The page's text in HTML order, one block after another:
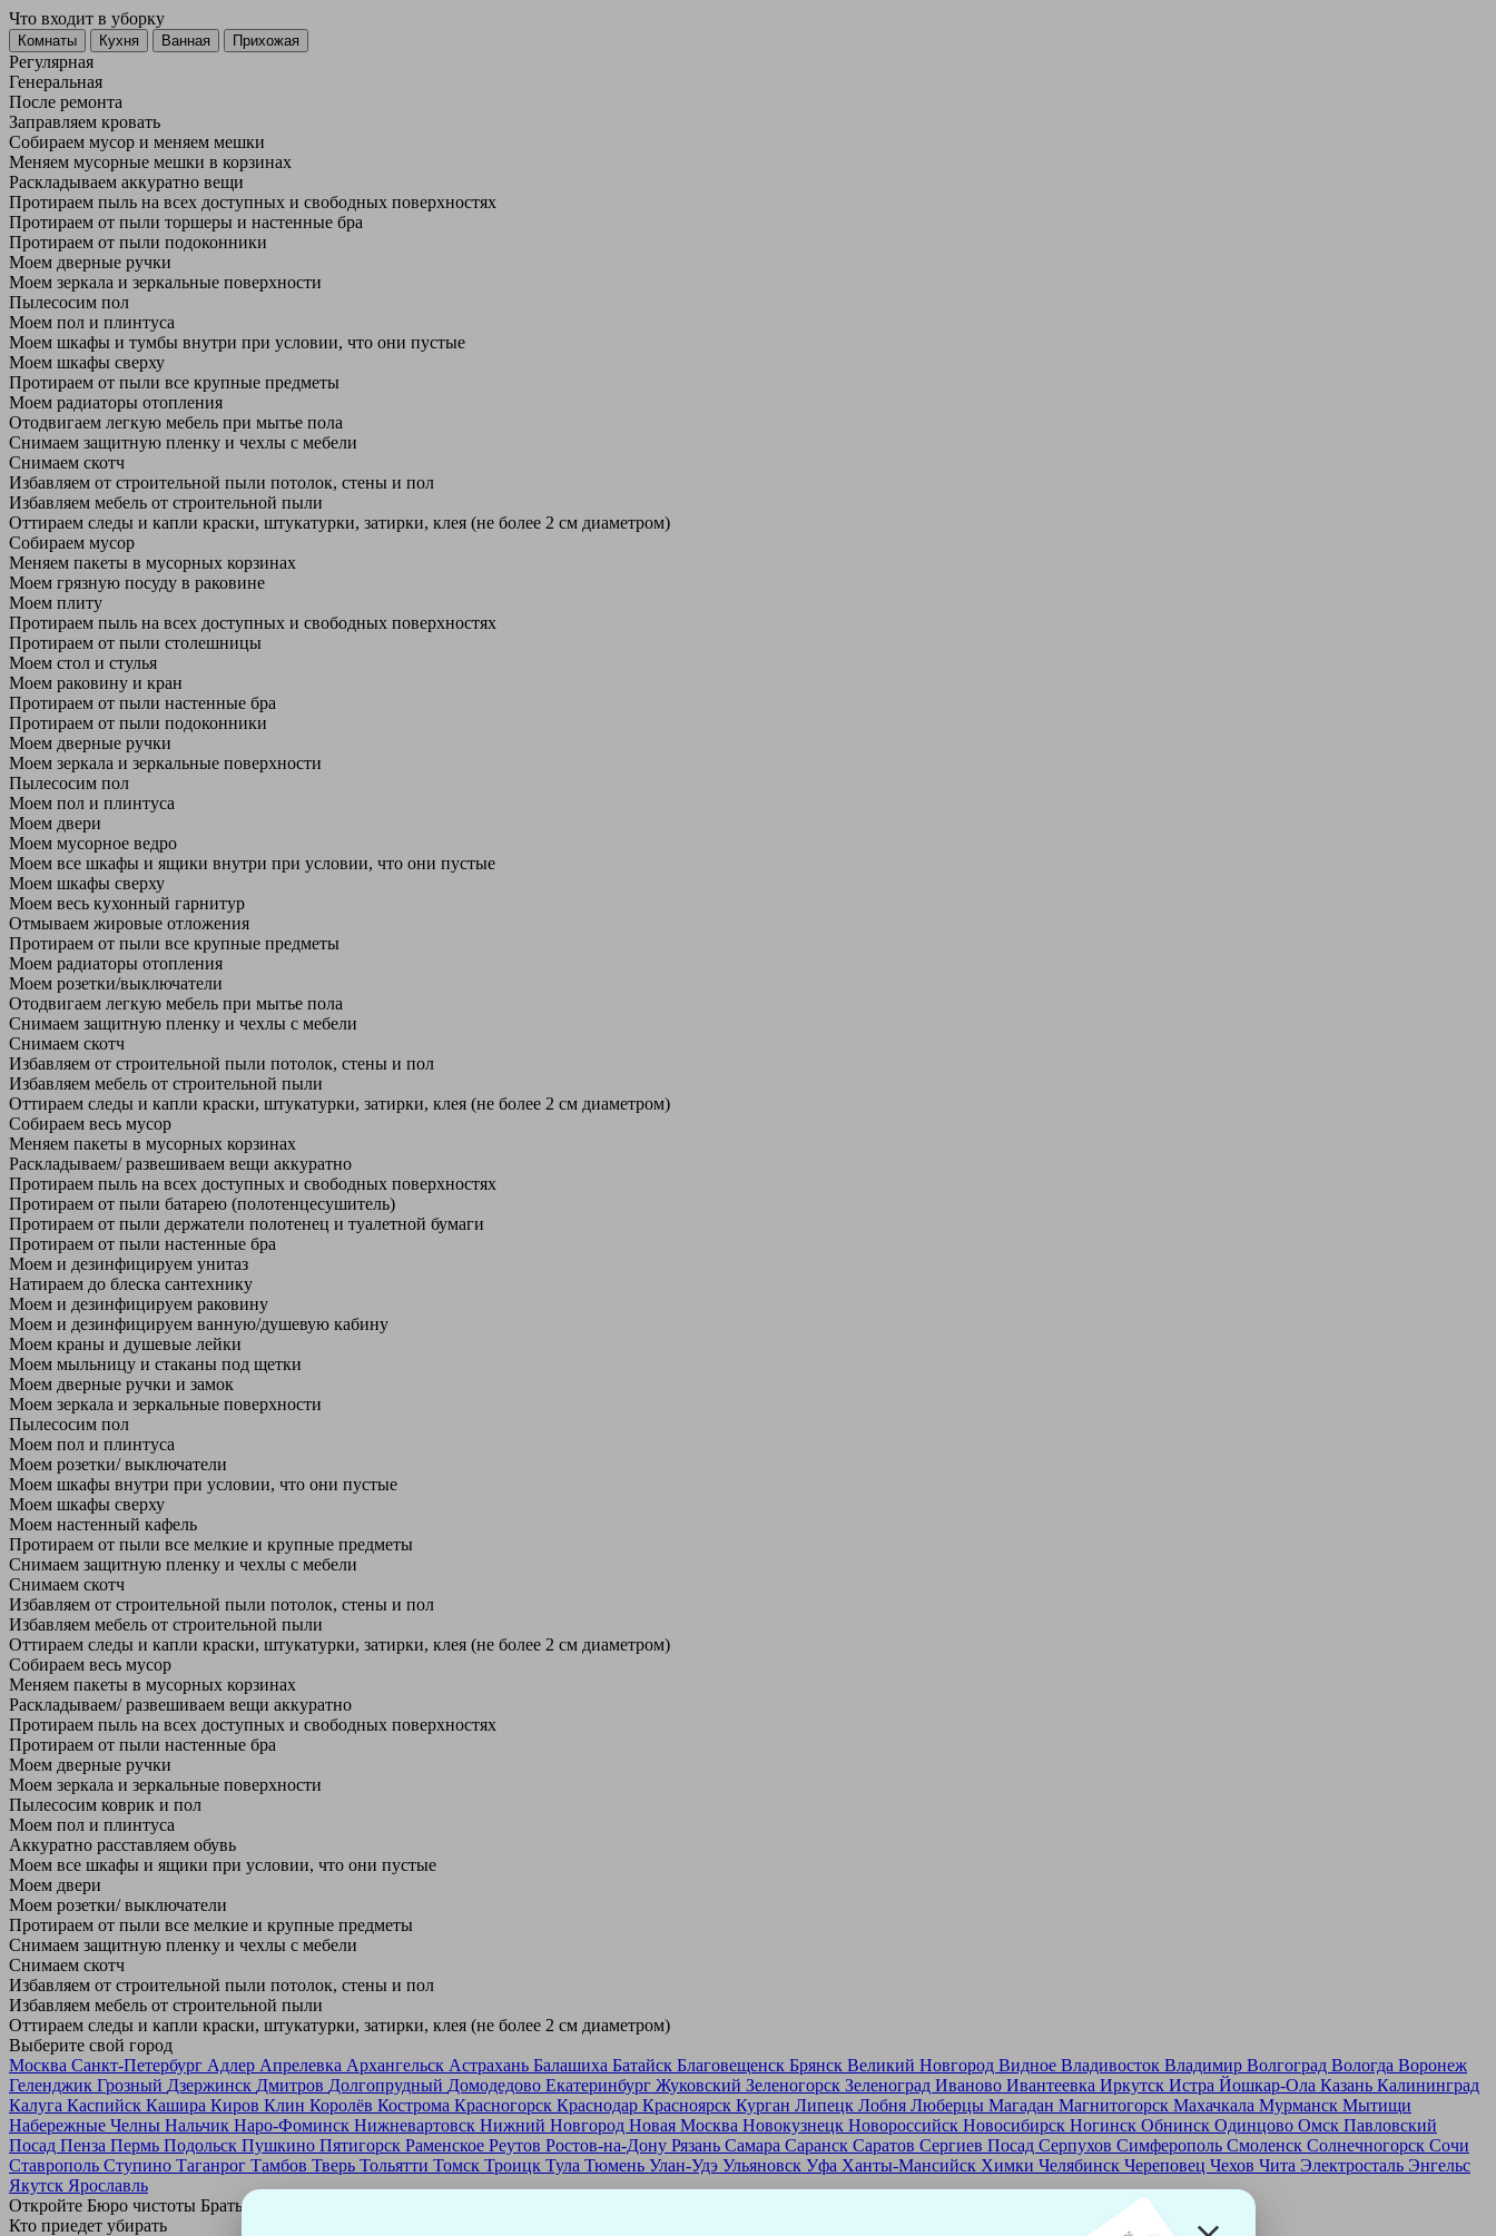
Что входит в уборку
Регу­лярная
Гене­ральная
После ремонта
Заправляем кровать
Собираем мусор и меняем мешки
Меняем мусорные мешки в корзинах
Раскладываем аккуратно вещи
Протираем пыль на всех доступных и свободных поверхностях
Протираем от пыли торшеры и настенные бра
Протираем от пыли подоконники
Моем дверные ручки
Моем зеркала и зеркальные поверхности
Пылесосим пол
Моем пол и плинтуса
Моем шкафы и тумбы внутри при условии, что они пустые
Моем шкафы сверху
Протираем от пыли все крупные предметы
Моем радиаторы отопления
Отодвигаем легкую мебель при мытье пола
Снимаем защитную пленку и чехлы с мебели
Снимаем скотч
Избавляем от строительной пыли потолок, стены и пол
Избавляем мебель от строительной пыли
Оттираем следы и капли краски, штукатурки, затирки, клея (не более 2 см диаметром)
Собираем мусор
Меняем пакеты в мусорных корзинах
Моем грязную посуду в раковине
Моем плиту
Протираем пыль на всех доступных и свободных поверхностях
Протираем от пыли столешницы
Моем стол и стулья
Моем раковину и кран
Протираем от пыли настенные бра
Протираем от пыли подоконники
Моем дверные ручки
Моем зеркала и зеркальные поверхности
Пылесосим пол
Моем пол и плинтуса
Моем двери
Моем мусорное ведро
Моем все шкафы и ящики внутри при условии, что они пустые
Моем шкафы сверху
Моем весь кухонный гарнитур
Отмываем жировые отложения
Протираем от пыли все крупные предметы
Моем радиаторы отопления
Моем розетки/выключатели
Отодвигаем легкую мебель при мытье пола
Снимаем защитную пленку и чехлы с мебели
Снимаем скотч
Избавляем от строительной пыли потолок, стены и пол
Избавляем мебель от строительной пыли
Оттираем следы и капли краски, штукатурки, затирки, клея (не более 2 см диаметром)
Собираем весь мусор
Меняем пакеты в мусорных корзинах
Раскладываем/ развешиваем вещи аккуратно
Протираем пыль на всех доступных и свободных поверхностях
Протираем от пыли батарею (полотенцесушитель)
Протираем от пыли держатели полотенец и туалетной бумаги
Протираем от пыли настенные бра
Моем и дезинфицируем унитаз
Натираем до блеска сантехнику
Моем и дезинфицируем раковину
Моем и дезинфицируем ванную/душевую кабину
Моем краны и душевые лейки
Моем мыльницу и стаканы под щетки
Моем дверные ручки и замок
Моем зеркала и зеркальные поверхности
Пылесосим пол
Моем пол и плинтуса
Моем розетки/ выключатели
Моем шкафы внутри при условии, что они пустые
Моем шкафы сверху
Моем настенный кафель
Протираем от пыли все мелкие и крупные предметы
Снимаем защитную пленку и чехлы с мебели
Снимаем скотч
Избавляем от строительной пыли потолок, стены и пол
Избавляем мебель от строительной пыли
Оттираем следы и капли краски, штукатурки, затирки, клея (не более 2 см диаметром)
Собираем весь мусор
Меняем пакеты в мусорных корзинах
Раскладываем/ развешиваем вещи аккуратно
Протираем пыль на всех доступных и свободных поверхностях
Протираем от пыли настенные бра
Моем дверные ручки
Моем зеркала и зеркальные поверхности
Пылесосим коврик и пол
Моем пол и плинтуса
Аккуратно расставляем обувь
Моем все шкафы и ящики при условии, что они пустые
Моем двери
Моем розетки/ выключатели
Протираем от пыли все мелкие и крупные предметы
Снимаем защитную пленку и чехлы с мебели
Снимаем скотч
Избавляем от строительной пыли потолок, стены и пол
Избавляем мебель от строительной пыли
Оттираем следы и капли краски, штукатурки, затирки, клея (не более 2 см диаметром)
Выберите свой город
Москва Санкт-Петербург Адлер Апрелевка Архангельск Астрахань Балашиха Батайск Благовещенск Брянск Великий Новгород Видное Владивосток Владимир Волгоград Вологда Воронеж
Геленджик Грозный Дзержинск Дмитров Долгопрудный Домодедово Екатеринбург Жуковский Зеленогорск Зеленоград Иваново Ивантеевка Иркутск Истра Йошкар-Ола Казань Калининград
Калуга Каспийск Кашира Киров Клин Королёв Кострома Красногорск Краснодар Красноярск Курган Липецк Лобня Люберцы Магадан Магнитогорск Махачкала Мурманск Мытищи
Набережные Челны Нальчик Наро-Фоминск Нижневартовск Нижний Новгород Новая Москва Новокузнецк Новороссийск Новосибирск Ногинск Обнинск Одинцово Омск Павловский
Посад Пенза Пермь Подольск Пушкино Пятигорск Раменское Реутов Ростов-на-Дону Рязань Самара Саранск Саратов Сергиев Посад Серпухов Симферополь Смоленск Солнечногорск Сочи
Ставрополь Ступино Таганрог Тамбов Тверь Тольятти Томск Троицк Тула Тюмень Улан-Удэ Ульяновск Уфа Ханты-Мансийск Химки Челябинск Череповец Чехов Чита Электросталь Энгельс
Якутск Ярославль
Откройте Бюро чистоты Братьев Чистовых в своем городе по
Кто приедет убирать